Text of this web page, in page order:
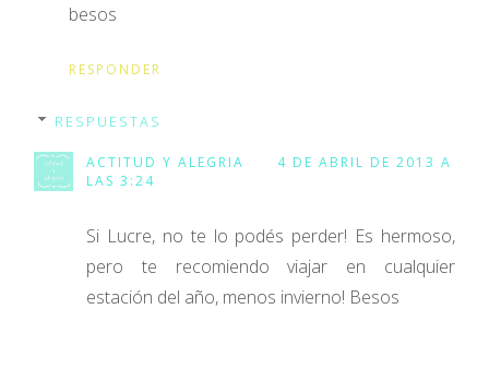
besos
RESPONDER
RESPUESTAS
ACTITUD Y ALEGRIA
4 DE ABRIL DE 2013 A
LAS 3:24
Si Lucre, no te lo podés perder! Es hermoso,
pero te recomiendo viajar en cualquier
estación del año, menos invierno! Besos